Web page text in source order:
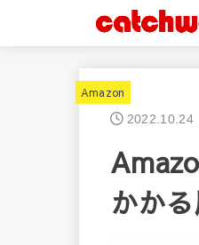
Amazon
2022.10.24
かか